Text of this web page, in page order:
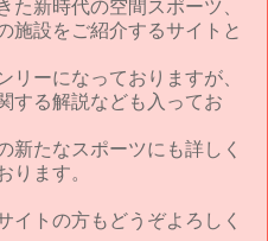
た新時代の空間スポーツ、
施設をご紹介するサイトと
リーになっておりますが、
する解説なども入ってお
新たなスポーツにも詳しく
ります。
イトの方もどうぞよろしく